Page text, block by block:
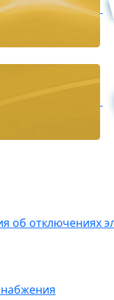
об отключениях